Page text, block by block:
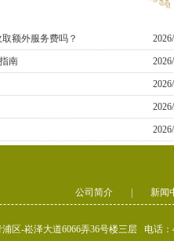
额外服务费吗？
南
公司简介 新闻
区-崧泽大道6066弄36号楼三层 电话